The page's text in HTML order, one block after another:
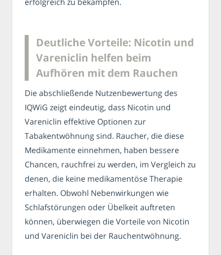
Deutliche Vorteile: Nicotin und
Vareniclin helfen beim
Aufhören mit dem Rauchen
Die abschließende Nutzenbewertung des
IQWiG zeigt eindeutig, dass Nicotin und
Vareniclin effektive Optionen zur
Tabakentwöhnung sind. Raucher, die diese
Medikamente einnehmen, haben bessere
Chancen, rauchfrei zu werden, im Vergleich zu
denen, die keine medikamentöse Therapie
erhalten. Obwohl Nebenwirkungen wie
Schlafstörungen oder Übelkeit auftreten
können, überwiegen die Vorteile von Nicotin
und Vareniclin bei der Rauchentwöhnung.